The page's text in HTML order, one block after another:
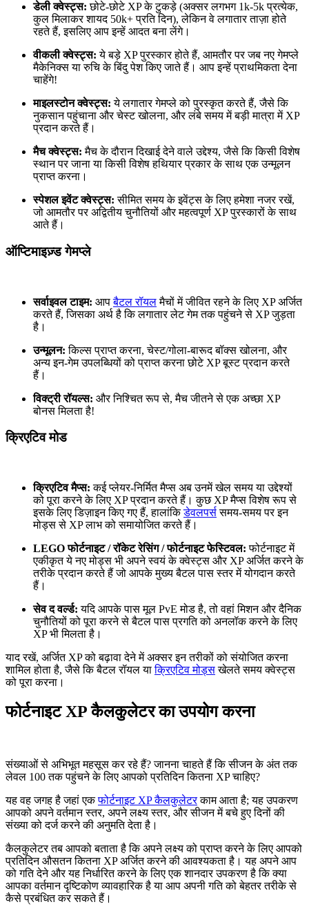
डेली क्वेस्ट्स: छोटे-छोटे XP के टुकड़े (अक्सर लगभग 1k-5k प्रत्येक,
कुल मिलाकर शायद 50k+ प्रति दिन), लेकिन वे लगातार ताज़ा होते
रहते हैं, इसलिए आप इन्हें आदत बना लेंगे।
वीकली क्वेस्ट्स: ये बड़े XP पुरस्कार होते हैं, आमतौर पर जब नए गेमप्ले
मैकेनिक्स या रुचि के बिंदु पेश किए जाते हैं। आप इन्हें प्राथमिकता देना
चाहेंगे!
माइलस्टोन क्वेस्ट्स: ये लगातार गेमप्ले को पुरस्कृत करते हैं, जैसे कि
नुकसान पहुंचाना और चेस्ट खोलना, और लंबे समय में बड़ी मात्रा में XP
प्रदान करते हैं।
मैच क्वेस्ट्स: मैच के दौरान दिखाई देने वाले उद्देश्य, जैसे कि किसी विशेष
स्थान पर जाना या किसी विशेष हथियार प्रकार के साथ एक उन्मूलन
प्राप्त करना।
स्पेशल इवेंट क्वेस्ट्स: सीमित समय के इवेंट्स के लिए हमेशा नजर रखें,
जो आमतौर पर अद्वितीय चुनौतियों और महत्वपूर्ण XP पुरस्कारों के साथ
आते हैं।
ऑप्टिमाइज़्ड गेमप्ले
सर्वाइवल टाइम: आपबैटल रॉयलमैचों में जीवित रहने के लिए XP अर्जित
करते हैं, जिसका अर्थ है कि लगातार लेट गेम तक पहुंचने से XP जुड़ता
है।
उन्मूलन: किल्स प्राप्त करना, चेस्ट/गोला-बारूद बॉक्स खोलना, और
अन्य इन-गेम उपलब्धियों को प्राप्त करना छोटे XP बूस्ट प्रदान करते
हैं।
विक्ट्री रॉयल्स: और निश्चित रूप से, मैच जीतने से एक अच्छा XP
बोनस मिलता है!
क्रिएटिव मोड
क्रिएटिव मैप्स: कई प्लेयर-निर्मित मैप्स अब उनमें खेल समय या उद्देश्यों
को पूरा करने के लिए XP प्रदान करते हैं। कुछ XP मैप्स विशेष रूप से
इसके लिए डिज़ाइन किए गए हैं, हालांकिडेवलपर्ससमय-समय पर इन
मोड्स से XP लाभ को समायोजित करते हैं।
LEGO फोर्टनाइट / रॉकेट रेसिंग / फोर्टनाइट फेस्टिवल: फोर्टनाइट में
एकीकृत ये नए मोड्स भी अपने स्वयं के क्वेस्ट्स और XP अर्जित करने के
तरीके प्रदान करते हैं जो आपके मुख्य बैटल पास स्तर में योगदान करते
हैं।
सेव द वर्ल्ड: यदि आपके पास मूल PvE मोड है, तो वहां मिशन और दैनिक
चुनौतियों को पूरा करने से बैटल पास प्रगति को अनलॉक करने के लिए
XP भी मिलता है।
याद रखें, अर्जित XP को बढ़ावा देने में अक्सर इन तरीकों को संयोजित करना
शामिल होता है, जैसे कि बैटल रॉयल याक्रिएटिव मोड्सखेलते समय क्वेस्ट्स
को पूरा करना।
फोर्टनाइट XP कैलकुलेटर का उपयोग करना
संख्याओं से अभिभूत महसूस कर रहे हैं? जानना चाहते हैं कि सीजन के अंत तक
लेवल 100 तक पहुंचने के लिए आपको प्रतिदिन कितना XP चाहिए?
यह वह जगह है जहां एकफोर्टनाइट XP कैलकुलेटरकाम आता है; यह उपकरण
आपको अपने वर्तमान स्तर, अपने लक्ष्य स्तर, और सीजन में बचे हुए दिनों की
संख्या को दर्ज करने की अनुमति देता है।
कैलकुलेटर तब आपको बताता है कि अपने लक्ष्य को प्राप्त करने के लिए आपको
प्रतिदिन औसतन कितना XP अर्जित करने की आवश्यकता है। यह अपने आप
को गति देने और यह निर्धारित करने के लिए एक शानदार उपकरण है कि क्या
आपका वर्तमान दृष्टिकोण व्यावहारिक है या आप अपनी गति को बेहतर तरीके से
कैसे प्रबंधित कर सकते हैं।